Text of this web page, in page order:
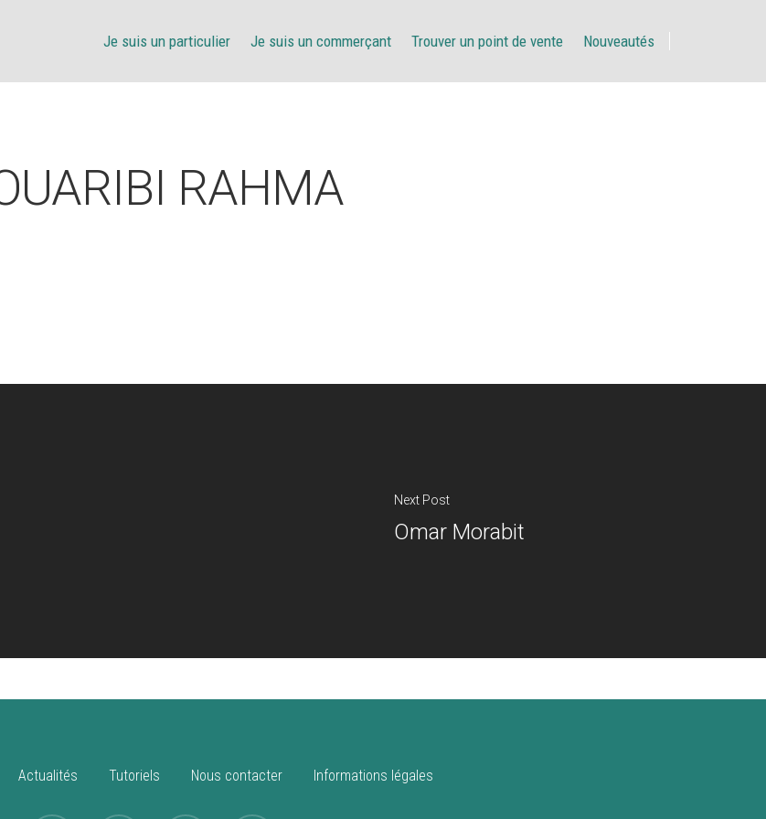
Je suis un particulier Je suis un commerçant Trouver un point de vente Nouveautés
RAHMA
Next Post
Omar Morabit
Actualités Tutoriels Nous contacter Informations légales